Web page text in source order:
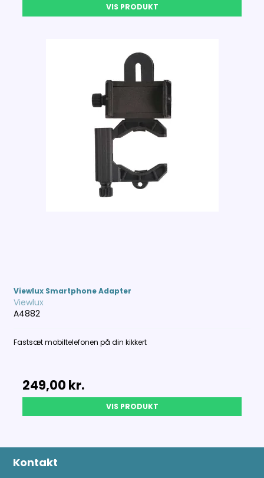
VIS PRODUKT
Viewlux Smartphone Adapter
Viewlux
A4882
Fastsæt mobiltelefonen på din kikkert
249,00 kr.
VIS PRODUKT
Kontakt